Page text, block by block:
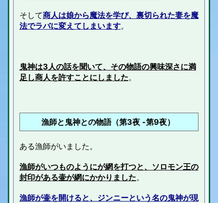
そして商人は娘から魔法を学び、裏切られた妻を魔
法でラバに変えてしまいます。
鬼神は3人の話を聞いて、その物語の興味深さに満
足し商人を許すことにしました。
漁師と鬼神との物語（第3夜 -第9夜）
ある漁師がいました。
漁師がいつものようにが網を打つと、ソロモン王の
封印がある壷が網にかかりました。
漁師が壷を開けると、ジンニーという名の鬼神が現